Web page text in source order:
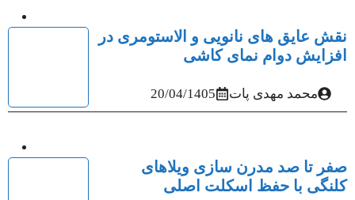
نقش عایق‌ های نانویی و الاستومری در
افزایش دوام نمای کاشی
20/04/1405 محمد مهدی پات
صفر تا صد مدرن سازی ویلاهای
کلنگی با حفظ اسکلت اصلی